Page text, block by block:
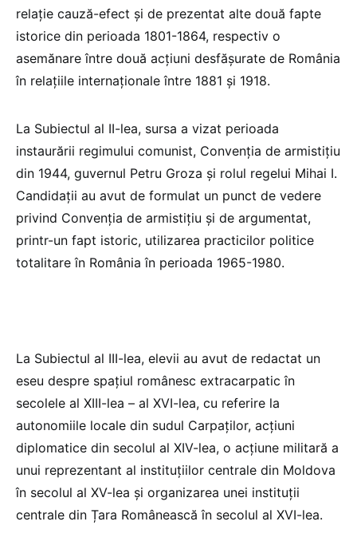
relație cauză-efect și de prezentat alte două fapte
istorice din perioada 1801-1864, respectiv o
asemănare între două acțiuni desfășurate de România
în relațiile internaționale între 1881 și 1918.
La Subiectul al II-lea, sursa a vizat perioada
instaurării regimului comunist, Convenția de armistițiu
din 1944, guvernul Petru Groza și rolul regelui Mihai I.
Candidații au avut de formulat un punct de vedere
privind Convenția de armistițiu și de argumentat,
printr-un fapt istoric, utilizarea practicilor politice
totalitare în România în perioada 1965-1980.
La Subiectul al III-lea, elevii au avut de redactat un
eseu despre spațiul românesc extracarpatic în
secolele al XIII-lea – al XVI-lea, cu referire la
autonomiile locale din sudul Carpaților, acțiuni
diplomatice din secolul al XIV-lea, o acțiune militară a
unui reprezentant al instituțiilor centrale din Moldova
în secolul al XV-lea și organizarea unei instituții
centrale din Țara Românească în secolul al XVI-lea.